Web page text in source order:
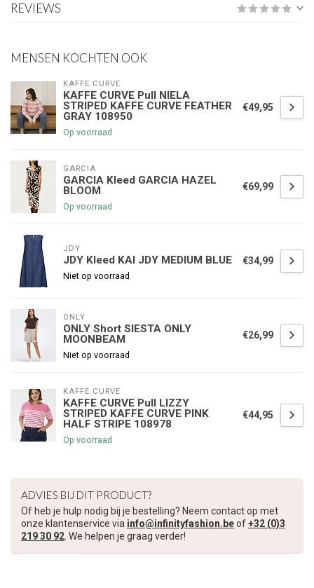
REVIEWS
MENSEN KOCHTEN OOK
KAFFE CURVE
KAFFE CURVE Pull NIELA
STRIPED KAFFE CURVE FEATHER
GRAY 108950
Op voorraad
€49,95
GARCIA
GARCIA Kleed GARCIA HAZEL
BLOOM
Op voorraad
€69,99
JDY
JDY Kleed KAI JDY MEDIUM BLUE
Niet op voorraad
€34,99
ONLY
ONLY Short SIESTA ONLY
MOONBEAM
Niet op voorraad
€26,99
KAFFE CURVE
KAFFE CURVE Pull LIZZY
STRIPED KAFFE CURVE PINK
HALF STRIPE 108978
Op voorraad
€44,95
ADVIES BIJ DIT PRODUCT?
Of heb je hulp nodig bij je bestelling? Neem contact op met
onze klantenservice via info@infinityfashion.beof+32 (0)3
219 30 92. We helpen je graag verder!